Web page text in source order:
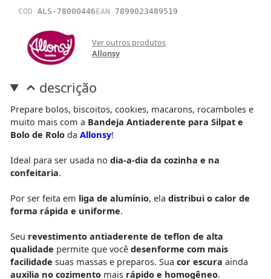
COD ALS-78000446EAN 7899023489519
Ver outros produtos
Allonsy
descrição
Prepare bolos, biscoitos, cookies, macarons, rocamboles e
muito mais com a Bandeja Antiaderente para Silpat e
Bolo de Roloda Allonsy!
Ideal para ser usada no dia-a-dia da cozinha e na
confeitaria.
Por ser feita em liga de alumínio, ela distribui o calor de
forma rápida e uniforme.
Seu revestimento antiaderente de teflon de alta
qualidade permite que você desenforme com mais
facilidade suas massas e preparos. Sua cor escura ainda
auxilia no cozimentomais rápido e homogêneo.